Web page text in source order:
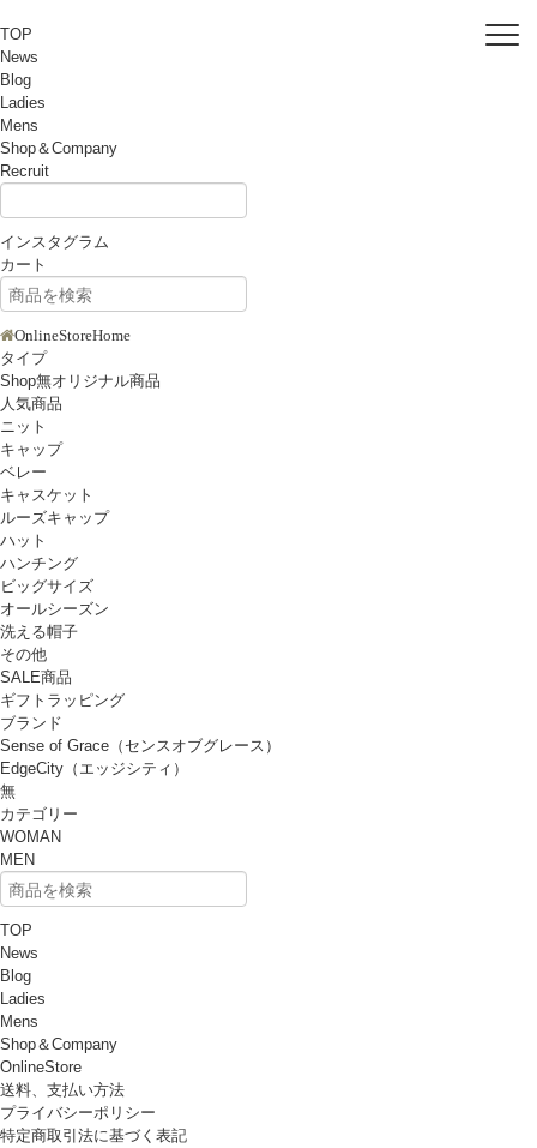
TOP
News
Blog
Ladies
Mens
Shop＆Company
Recruit
インスタグラム
カート
OnlineStoreHome
タイプ
Shop無オリジナル商品
人気商品
ニット
キャップ
ベレー
キャスケット
ルーズキャップ
ハット
ハンチング
ビッグサイズ
オールシーズン
洗える帽子
その他
SALE商品
ギフトラッピング
ブランド
Sense of Grace（センスオブグレース）
EdgeCity（エッジシティ）
無
カテゴリー
WOMAN
MEN
TOP
News
Blog
Ladies
Mens
Shop＆Company
OnlineStore
送料、支払い方法
プライバシーポリシー
特定商取引法に基づく表記